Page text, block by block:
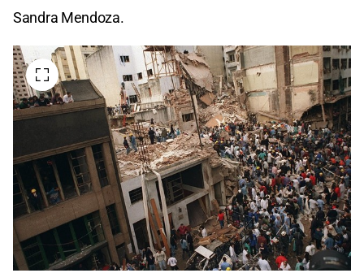
Sandra Mendoza.